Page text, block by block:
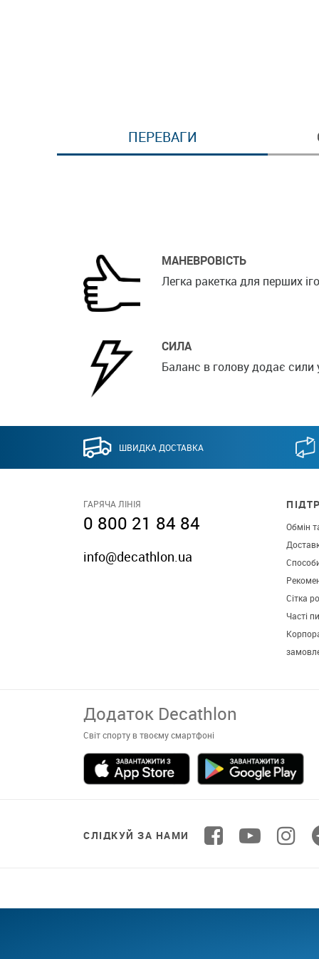
ПЕРЕВАГИ
МАНЕВРОВІСТЬ
Легка ракетка для перших
СИЛА
Баланс в голову додає сили
ШВИДКА ДОСТАВКА
ГАРЯЧА ЛІНІЯ
0 800 21 84 84
info@decathlon.ua
Обмін
Сітка
Часті